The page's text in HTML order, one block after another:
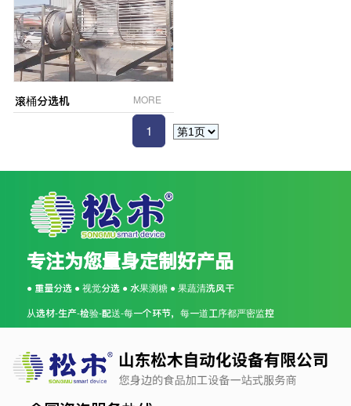
滚桶分选机 MORE
1
专注为您量身定制好产品
● 重量分选 ● 视觉分选 ● 水果测糖 ● 果蔬清洗风干
从选材-生产-检验-配送-每一个环节，每一道工序都严密监控